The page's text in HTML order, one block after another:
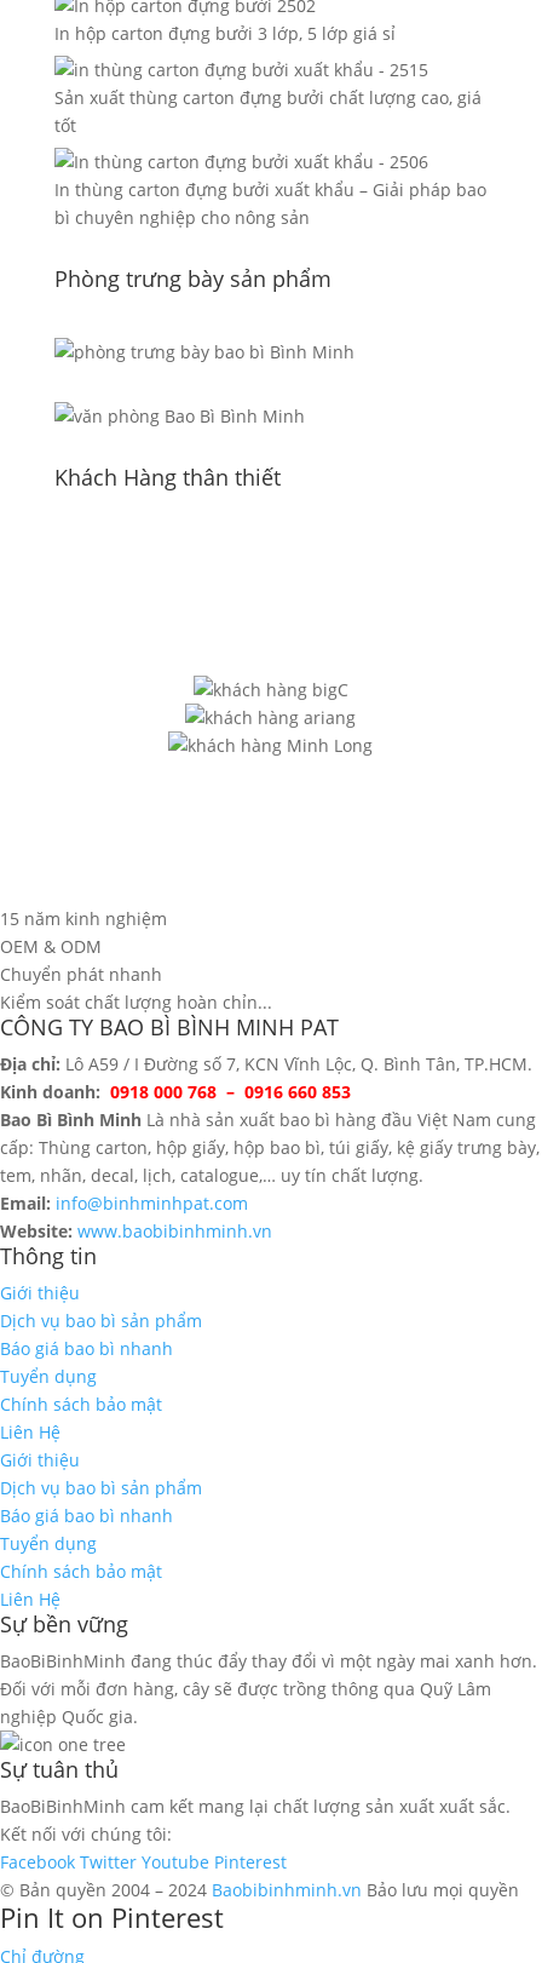
In hộp carton đựng bưởi 3 lớp, 5 lớp giá sỉ
Sản xuất thùng carton đựng bưởi chất lượng cao, giá
tốt
In thùng carton đựng bưởi xuất khẩu – Giải pháp bao
bì chuyên nghiệp cho nông sản
Phòng trưng bày sản phẩm
Khách Hàng thân thiết
15 năm kinh nghiệm
OEM & ODM
Chuyển phát nhanh
Kiểm soát chất lượng hoàn chỉn...
CÔNG TY BAO BÌ BÌNH MINH PAT
Địa chỉ: Lô A59 / I Đường số 7, KCN Vĩnh Lộc, Q. Bình Tân, TP.HCM.
Kinh doanh: 0918 000 768 – 0916 660 853
Bao Bì Bình Minh Là nhà sản xuất bao bì hàng đầu Việt Nam cung
cấp: Thùng carton, hộp giấy, hộp bao bì, túi giấy, kệ giấy trưng bày,
tem, nhãn, decal, lịch, catalogue,… uy tín chất lượng.
Email: info@binhminhpat.com
Website: www.baobibinhminh.vn
Thông tin
Giới thiệu
Dịch vụ bao bì sản phẩm
Báo giá bao bì nhanh
Tuyển dụng
Chính sách bảo mật
Liên Hệ
Giới thiệu
Dịch vụ bao bì sản phẩm
Báo giá bao bì nhanh
Tuyển dụng
Chính sách bảo mật
Liên Hệ
Sự bền vững
BaoBiBinhMinh đang thúc đẩy thay đổi vì một ngày mai xanh hơn.
Đối với mỗi đơn hàng, cây sẽ được trồng thông qua Quỹ Lâm
nghiệp Quốc gia.
Sự tuân thủ
BaoBiBinhMinh cam kết mang lại chất lượng sản xuất xuất sắc.
Kết nối với chúng tôi:
Facebook Twitter Youtube Pinterest
© Bản quyền 2004 – 2024 Baobibinhminh.vn Bảo lưu mọi quyền
Pin It on Pinterest
Chỉ đường